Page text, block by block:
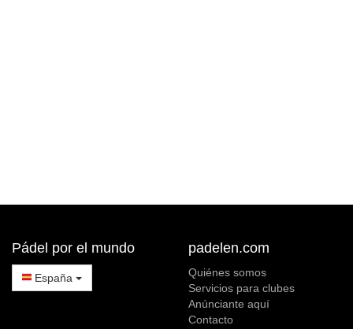
Pádel por el mundo
España
padelen.com
Quiénes somos
Servicios para clubes
Anúnciante aquí
Contacto